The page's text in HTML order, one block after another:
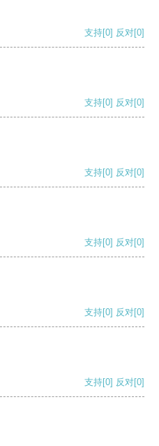
支持[0] 反对[0]
支持[0] 反对[0]
支持[0] 反对[0]
支持[0] 反对[0]
支持[0] 反对[0]
支持[0] 反对[0]